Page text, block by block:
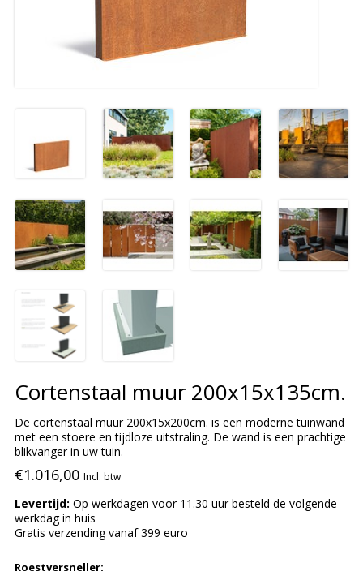
Cortenstaal muur 200x15x135cm.
De cortenstaal muur 200x15x200cm. is een moderne tuinwand
met een stoere en tijdloze uitstraling. De wand is een prachtige
blikvanger in uw tuin.
€1.016,00 Incl. btw
Levertijd: Op werkdagen voor 11.30 uur besteld de volgende
werkdag in huis
Gratis verzending vanaf 399 euro
Roestversneller: